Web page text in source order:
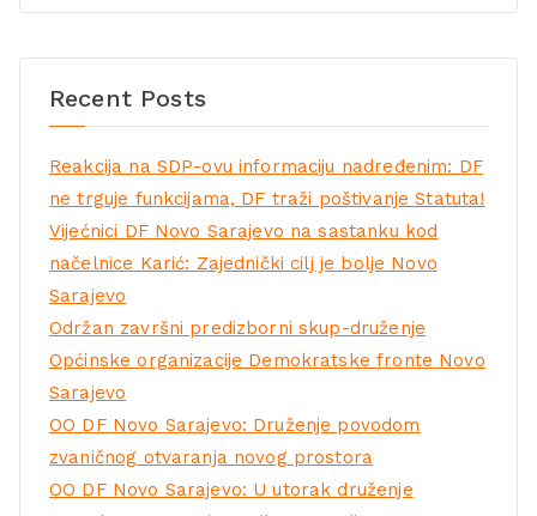
Recent Posts
Reakcija na SDP-ovu informaciju nadređenim: DF
ne trguje funkcijama, DF traži poštivanje Statuta!
Vijećnici DF Novo Sarajevo na sastanku kod
načelnice Karić: Zajednički cilj je bolje Novo
Sarajevo
Održan završni predizborni skup-druženje
Općinske organizacije Demokratske fronte Novo
Sarajevo
OO DF Novo Sarajevo: Druženje povodom
zvaničnog otvaranja novog prostora
OO DF Novo Sarajevo: U utorak druženje